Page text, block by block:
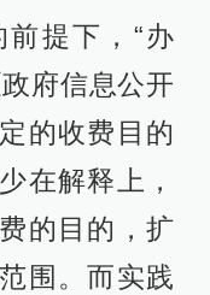
提下，“办
府信息公开
的收费目的
在解释上，
的目的，扩
围。而实践